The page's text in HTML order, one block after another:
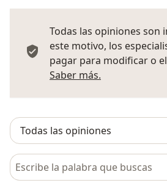
Todas las opiniones son
este motivo, los
pagar para modificar o
Saber más.
Busca en opiniones